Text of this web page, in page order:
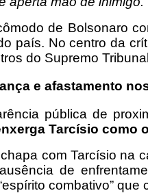
de Bolsonaro
país. No centro da
do Supremo
e afastamento
pública de
Tarcísio como
com Tarcísio na
de
combativo” que